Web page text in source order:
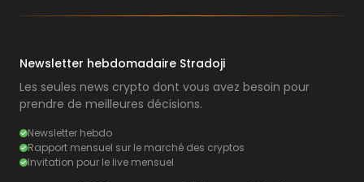
Newsletter hebdomadaire Stradoji
Les seules news crypto dont vous avez besoin pour
prendre de meilleures décisions.
Newsletter hebdo
Rapport mensuel sur le marché des cryptos
Invitation pour le live mensuel